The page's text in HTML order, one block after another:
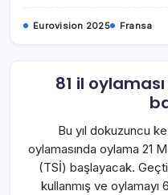
Eurovision 2025 Fransa
81 il
Bu yıl dokuzuncu
oylamasında oylama 21
(TSİ) başlayacak.
kullanmış ve oylamayı